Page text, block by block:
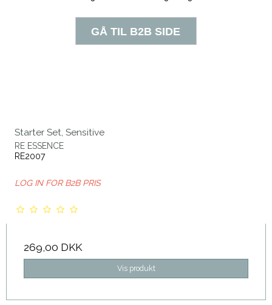
Starter Set, Sensitive
RE ESSENCE
RE2007
LOG IN FOR B2B PRIS
269,00 DKK
Vis produkt